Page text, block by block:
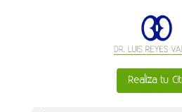
Realiza tu